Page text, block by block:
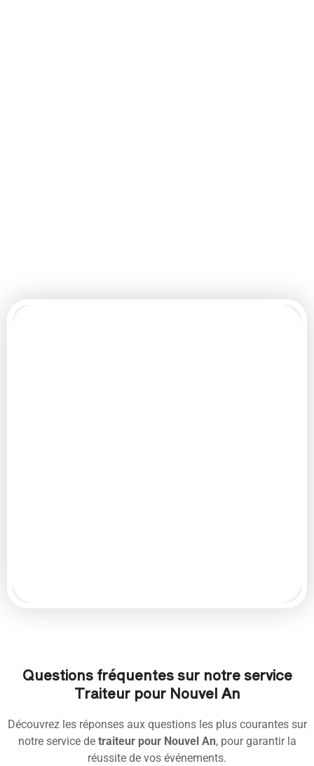
Questions fréquentes sur notre service
Traiteur pour Nouvel An
Découvrez les réponses aux questions les plus courantes sur
notre service de traiteur pour Nouvel An, pour garantir la
réussite de vos événements.